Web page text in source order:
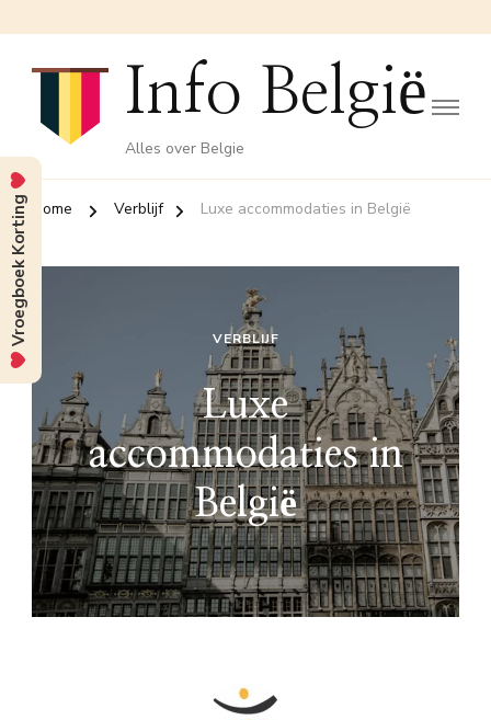
Info België
Alles over Belgie
Home Verblijf Luxe accommodaties in België
VERBLIJF
Luxe
accommodaties in
België
Vroegboek Korting